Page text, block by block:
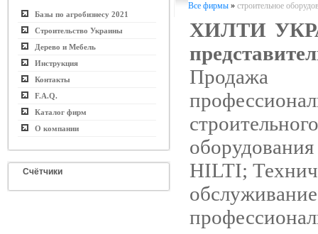
Базы по агробизнесу 2021
Строительство Украины
Дерево и Мебель
Инструкция
Контакты
F.A.Q.
Каталог фирм
О компании
Счётчики
Все фирмы » строительное
ХИЛТИ
Продажа
строительного
HILTI;
обслуживание